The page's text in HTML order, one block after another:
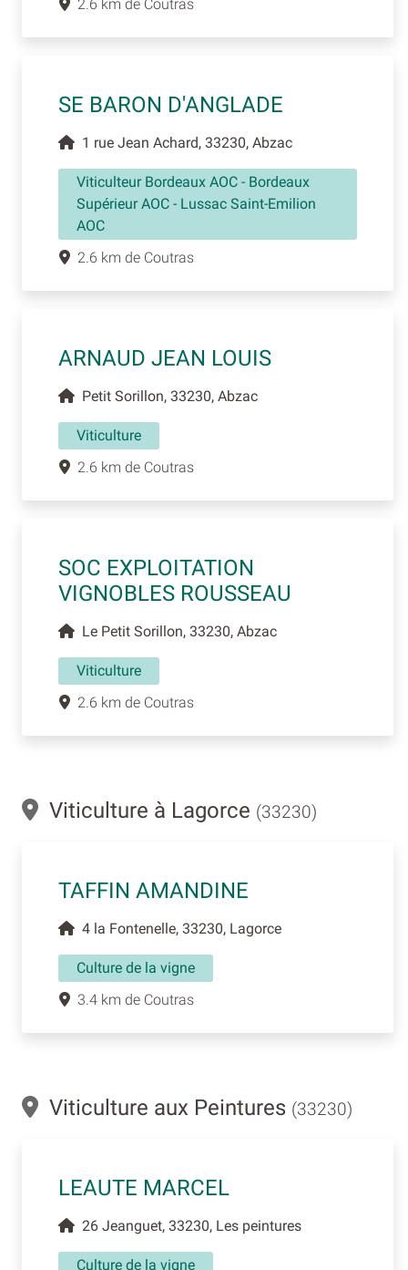
2.6 km de Coutras
SE BARON D'ANGLADE
1 rue Jean Achard, 33230, Abzac
Viticulteur Bordeaux AOC - Bordeaux
Supérieur AOC - Lussac Saint-Emilion
AOC
2.6 km de Coutras
ARNAUD JEAN LOUIS
Petit Sorillon, 33230, Abzac
Viticulture
2.6 km de Coutras
SOC EXPLOITATION
VIGNOBLES ROUSSEAU
Le Petit Sorillon, 33230, Abzac
Viticulture
2.6 km de Coutras
Viticulture à Lagorce (33230)
TAFFIN AMANDINE
4 la Fontenelle, 33230, Lagorce
Culture de la vigne
3.4 km de Coutras
Viticulture aux Peintures (33230)
LEAUTE MARCEL
26 Jeanguet, 33230, Les peintures
Culture de la vigne